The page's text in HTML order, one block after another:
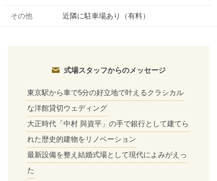
その他 近隣に駐車場あり（有料）
式場スタッフからのメッセージ
東京駅から車で5分の好立地で叶えるクラシカル
な洋館貸切ウェディング
大正時代「中村 與資平」の手で銀行として建てら
れた歴史的建物をリノベーション
最新設備を整え結婚式場として現代によみがえっ
た